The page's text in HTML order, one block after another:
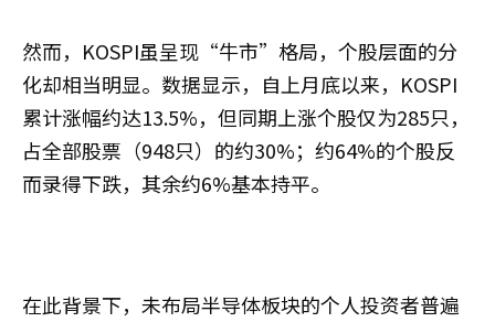
然而，KOSPI虽呈现“牛市”格局，个股层面的分
化却相当明显。数据显示，自上月底以来，KOSPI
累计涨幅约达13.5%，但同期上涨个股仅为285只，
占全部股票（948只）的约30%；约64%的个股反
而录得下跌，其余约6%基本持平。
在此背景下，未布局半导体板块的个人投资者普遍